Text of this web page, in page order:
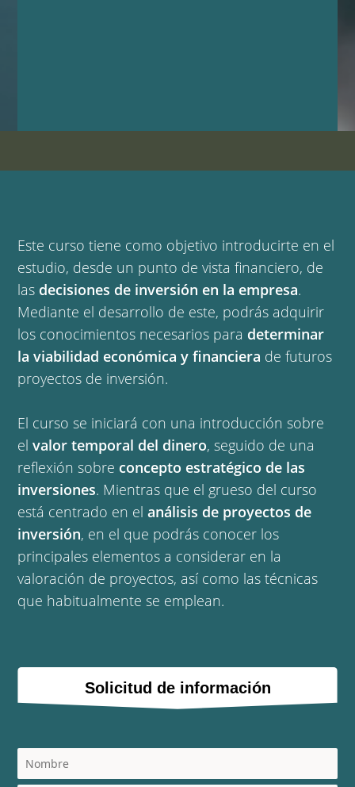
Este curso tiene como objetivo introducirte en el
estudio, desde un punto de vista financiero, de
las decisiones de inversión en la empresa.
Mediante el desarrollo de este, podrás adquirir
los conocimientos necesarios para determinar
la viabilidad económica y financiera de futuros
proyectos de inversión.
El curso se iniciará con una introducción sobre
elvalor temporal del dinero, seguido de una
reflexión sobre concepto estratégico de las
inversiones. Mientras que el grueso del curso
está centrado en elanálisis de proyectos de
inversión, en el que podrás conocer los
principales elementos a considerar en la
valoración de proyectos, así como las técnicas
que habitualmente se emplean.
Solicitud de información